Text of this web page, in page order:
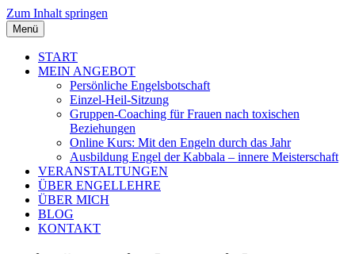
Zum Inhalt springen
Menü
START
MEIN ANGEBOT
Persönliche Engelsbotschaft
Einzel-Heil-Sitzung
Gruppen-Coaching für Frauen nach toxischen
Beziehungen
Online Kurs: Mit den Engeln durch das Jahr
Ausbildung Engel der Kabbala – innere Meisterschaft
VERANSTALTUNGEN
ÜBER ENGELLEHRE
ÜBER MICH
BLOG
KONTAKT